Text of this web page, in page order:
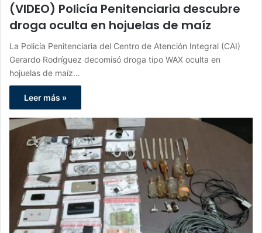
(VIDEO) Policía Penitenciaria descubre
droga oculta en hojuelas de maíz
La Policía Penitenciaria del Centro de Atención Integral (CAI)
Gerardo Rodríguez decomisó droga tipo WAX oculta en
hojuelas de maíz…
Leer más »